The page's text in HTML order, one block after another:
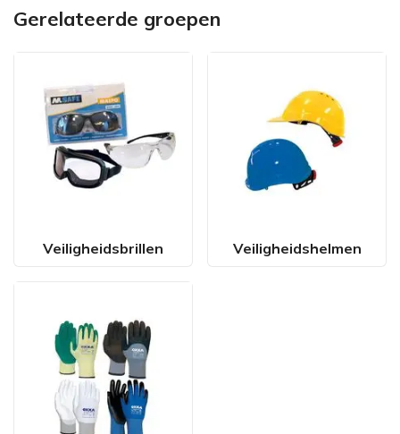
Gerelateerde groepen
Veiligheidsbrillen Veiligheidshelmen